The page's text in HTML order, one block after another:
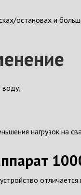
остановах и
воду;
нагрузок на